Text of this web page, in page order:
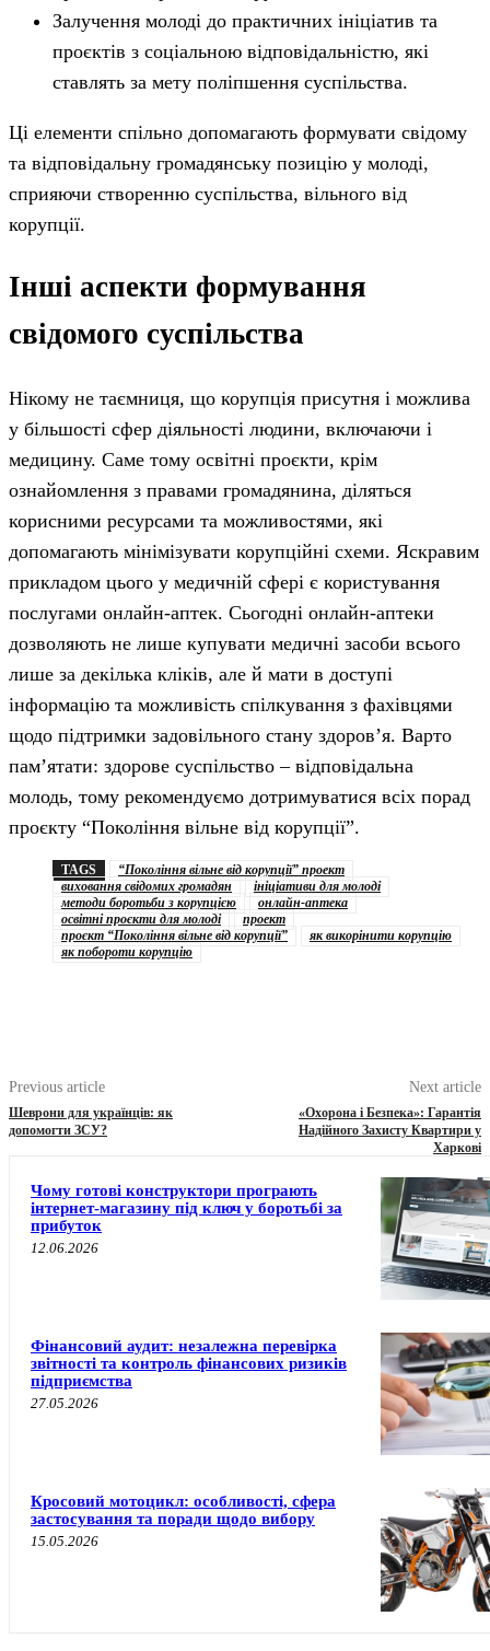
Залучення молоді до практичних ініціатив та
проєктів з соціальною відповідальністю, які
ставлять за мету поліпшення суспільства.
Ці елементи спільно допомагають формувати свідому
та відповідальну громадянську позицію у молоді,
сприяючи створенню суспільства, вільного від
корупції.
Інші аспекти формування
свідомого суспільства
Нікому не таємниця, що корупція присутня і можлива
у більшості сфер діяльності людини, включаючи і
медицину. Саме тому освітні проєкти, крім
ознайомлення з правами громадянина, діляться
корисними ресурсами та можливостями, які
допомагають мінімізувати корупційні схеми. Яскравим
прикладом цього у медичній сфері є користування
послугами онлайн-аптек. Сьогодні онлайн-аптеки
дозволяють не лише купувати медичні засоби всього
лише за декілька кліків, але й мати в доступі
інформацію та можливість спілкування з фахівцями
щодо підтримки задовільного стану здоров’я. Варто
пам’ятати: здорове суспільство – відповідальна
молодь, тому рекомендуємо дотримуватися всіх порад
проєкту “Покоління вільне від корупції”.
TAGS
“Покоління вільне від корупції” проект
виховання свідомих громадян
ініціативи для молоді
методи боротьби з корупцією
онлайн-аптека
освітні проєкти для молоді
проект
проєкт “Покоління вільне від корупції”
як викорінити корупцію
як побороти корупцію
Previous article
Шеврони для українців: як
допомогти ЗСУ?
Next article
«Охорона і Безпека»: Гарантія
Надійного Захисту Квартири у
Харкові
Чому готові конструктори програють
інтернет-магазину під ключ у боротьбі за
прибуток
12.06.2026
Фінансовий аудит: незалежна перевірка
звітності та контроль фінансових ризиків
підприємства
27.05.2026
Кросовий мотоцикл: особливості, сфера
застосування та поради щодо вибору
15.05.2026